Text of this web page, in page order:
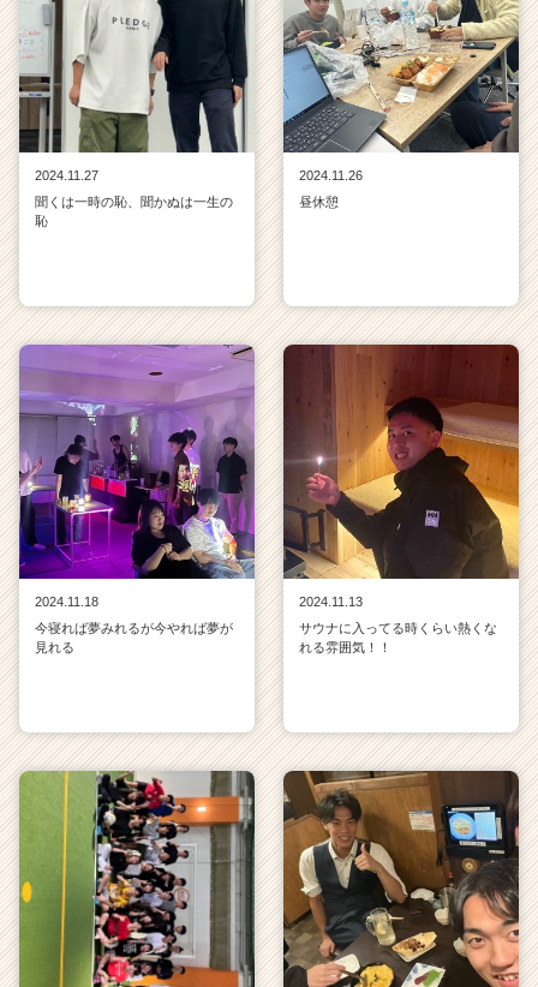
2024.11.27
聞くは一時の恥、聞かぬは一生の
恥
2024.11.26
昼休憩
2024.11.18
今寝れば夢みれるが今やれば夢が
見れる
2024.11.13
サウナに入ってる時くらい熱くな
れる雰囲気！！